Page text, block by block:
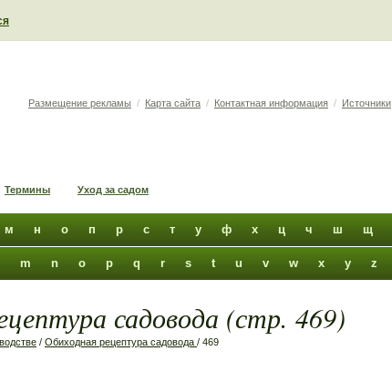
Размещение рекламы / Карта сайта / Контактная информация / Источники
Термины Уход за садом
м н о п р с т у ф х ц ч ш щ
m n o p q r s t u v w x y z
садовода (стр. 469)
/ Обиходная рецептура садовода / 469